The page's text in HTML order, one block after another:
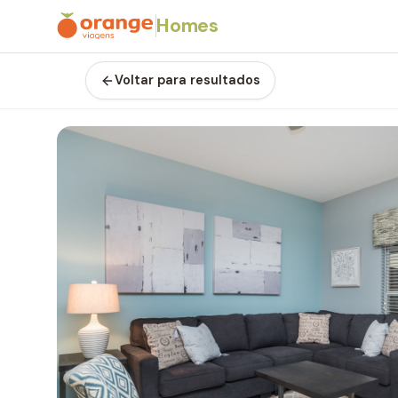
Homes
Voltar para resultados